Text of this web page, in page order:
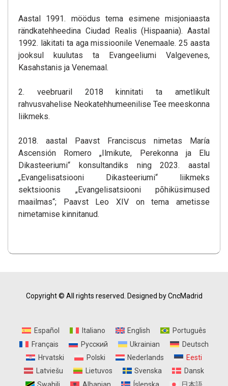
Aastal 1991. möödus tema esimene misjoniaasta
rändkatehheedina Ciudad Realis (Hispaania). Aastal
1992. läkitati ta aga missioonile Venemaale. 25 aasta
jooksul kuulutas ta Evangeeliumi Valgevenes,
Kasahstanis ja Venemaal.
2. veebruaril 2018 kinnitati ta ametlikult
rahvusvahelise Neokatehhumeenilise Tee meeskonna
liikmeks.
2018. aastal Paavst Franciscus nimetas María
Ascensión Romero „Ilmikute, Perekonna ja Elu
Dikasteeriumi“ konsultandiks ning 2023. aastal
„Evangelisatsiooni Dikasteeriumi“ liikmeks
sektsioonis „Evangelisatsiooni põhiküsimused
maailmas“; Paavst Leo XIV on tema ametisse
nimetamise kinnitanud.
Copyright © All rights reserved. Designed by CncMadrid
Español Italiano English
Português
Français
Русский Ukrainian
Deutsch
Hrvatski
Polski Nederlands
Eesti
Latviešu
Lietuvos Svenska
Dansk
Swahili
Albanian Íslenska 日本語